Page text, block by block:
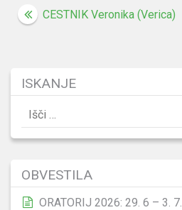
Navigacija
CESTNIK Veronika (Verica)
ISKANJE
Išči:
OBVESTILA
ORATORIJ 2026: 29. 6 – 3. 7.